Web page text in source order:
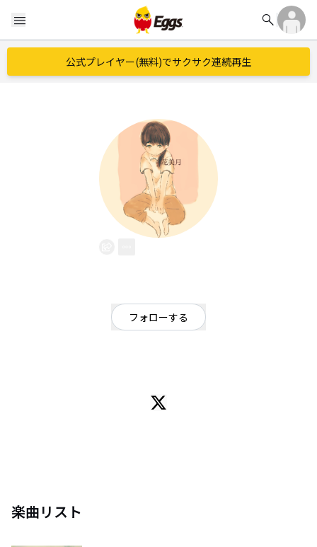
menu search
公式プレイヤー(無料)でサクサク連続再生
フォローする
楽曲リスト